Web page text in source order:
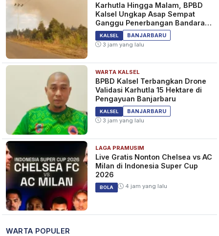
Karhutla Hingga Malam, BPBD
Kalsel Ungkap Asap Sempat
Ganggu Penerbangan Bandara
Syamsudin Noor
KALSEL
BANJARBARU
3 jam yang lalu
WARTA KALSEL
BPBD Kalsel Terbangkan Drone
Validasi Karhutla 15 Hektare di
Pengayuan Banjarbaru
KALSEL
BANJARBARU
3 jam yang lalu
LAGA PRAMUSIM
Live Gratis Nonton Chelsea vs AC
Milan di Indonesia Super Cup
2026
BOLA 4 jam yang lalu
WARTA POPULER